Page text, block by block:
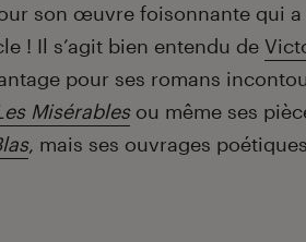
son œuvre foisonnante qui a
! Il s’agit bien entendu de
pour ses romans
Misérablesou même ses
, mais ses ouvrages